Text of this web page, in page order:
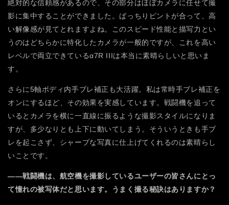
絶対的な信頼感があるので、その部分はほぼカメラに任せて撮
影に集中することができました。ばっちりピントが合って、高
い解像感が見てとれますよね。このスピード性能と描写力とい
うのはどちらかに特化したカメラが一般的ですが、これを高い
レベルで両立できているα7R IIIは本当に素晴らしいと思いま
す。
さらに5軸ボディ内手ブレ補正も大活躍。私は常時手ブレ補正を
オンにするほど、その効果を実感しています。戦闘機を追って
いるとカメラを横に一直線に振るような撮影スタイルになりま
すが、多少なりとも上下に動いてしまう。そういうときも手ブ
レを起こさず、シャープな写真に仕上げてくれるのは素晴らし
いことです。
――戦闘機は、航空機を撮影しているユーザーの皆さんにとっ
て憧れの被写体だと思います。うまく撮る秘訣はありますか？